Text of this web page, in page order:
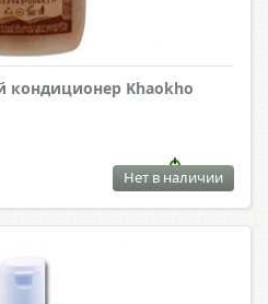
кондиционер Khaokho
Нет в наличии